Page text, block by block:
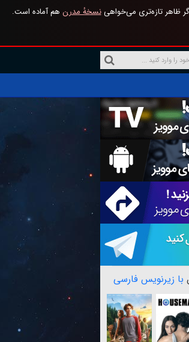
ظاهر تازه‌تری می‌خواهینسخهٔ مدرن هم آماده است.
با زیرنویس فارسی